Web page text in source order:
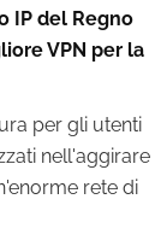
IP del Regno
VPN per la
per gli utenti
nell'aggirare
rete di